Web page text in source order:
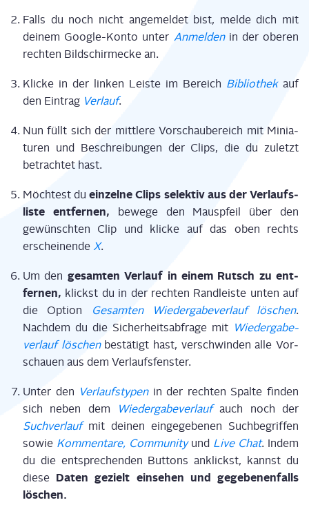
Falls du noch nicht ange­mel­det bist, mel­de dich mit
dei­nem Goog­le-Kon­to unter Anmel­denin der obe­ren
rech­ten Bild­schir­m­ecke an.
Kli­cke in der lin­ken Leis­te im Bereich Biblio­thekauf
den Ein­trag Ver­lauf.
Nun füllt sich der mitt­le­re Vor­schau­be­reich mit Minia­
tu­ren und Beschrei­bun­gen der Clips, die du zuletzt
betrach­tet hast.
Möch­test duein­zel­ne Clips selek­tiv aus der Ver­laufs­
lis­te ent­fer­nen, bewe­ge den Maus­pfeil über den
gewünsch­ten Clip und kli­cke auf das oben rechts
erschei­nen­de X.
Um den gesam­ten Ver­lauf in einem Rutsch zu ent­
fer­nen, klickst du in der rech­ten Rand­leis­te unten auf
die Opti­on
Gesam­ten Wie­der­ga­be­ver­lauf löschen.
Nach­dem du die Sicher­heits­ab­fra­ge mit Wie­der­ga­be­
ver­lauf löschenbestä­tigt hast, ver­schwin­den alle Vor­
schau­en aus dem Verlaufsfenster.
Unter den Ver­lauf­s­ty­penin der rech­ten Spal­te fin­den
sich neben dem
Wie­der­ga­be­ver­laufauch noch der
Such­ver­laufmit dei­nen ein­ge­ge­be­nen Such­be­grif­fen
sowie Kom­men­ta­re, Com­mu­ni­tyund Live Chat. Indem
du die ent­spre­chen­den But­tons anklickst, kannst du
die­se Daten gezielt ein­se­hen und gege­be­nen­falls
löschen.